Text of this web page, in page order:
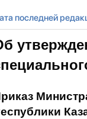
последней